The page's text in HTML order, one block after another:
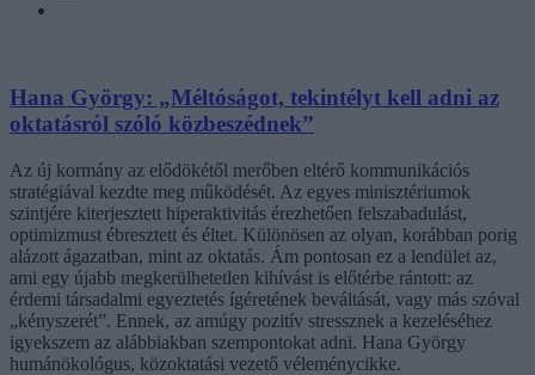
Hana György: „Méltóságot, tekintélyt kell adni az
oktatásról szóló közbeszédnek”
Az új kormány az elődökétől merőben eltérő kommunikációs
stratégiával kezdte meg működését. Az egyes minisztériumok
szintjére kiterjesztett hiperaktivitás érezhetően felszabadulást,
optimizmust ébresztett és éltet. Különösen az olyan, korábban porig
alázott ágazatban, mint az oktatás. Ám pontosan ez a lendület az,
ami egy újabb megkerülhetetlen kihívást is előtérbe rántott: az
érdemi társadalmi egyeztetés ígéretének beváltását, vagy más szóval
„kényszerét”. Ennek, az amúgy pozitív stressznek a kezeléséhez
igyekszem az alábbiakban szempontokat adni. Hana György
humánökológus, közoktatási vezető véleménycikke.